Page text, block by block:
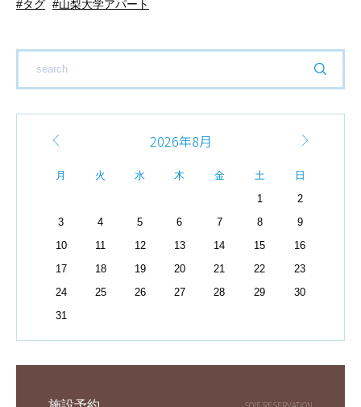
タグ 山梨大学アパート
2026年8月
月 火 水 木 金 土
日
1
2
3
4 5 6 7 8
9
10
11 12 13 14 15
16
17
18 19 20 21 22
23
24
25 26 27 28 29
30
31